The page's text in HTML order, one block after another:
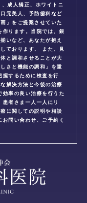
成人矯正、ホワイトニ
元美人、予防歯科など
」をご提案させていた
作ります。当院では、銀
いなど、あなたが抱え
ております。 また、見
と調和させることが大
さと機能の調和」を重
握するために検査を行
解決方法と今後の治療
率の良い治療を行うた
者さま一人一人にリ
に関しての説明や相談
問い合わせ、ご予約く